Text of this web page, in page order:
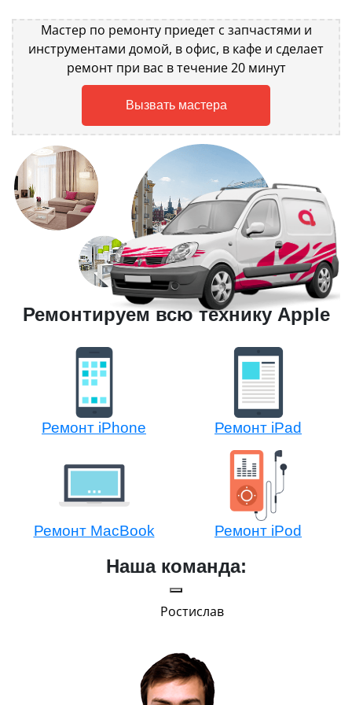
Мастер по ремонту приедет с запчастями и
инструментами домой, в офис, в кафе и сделает
ремонт при вас в течение 20 минут
Вызвать мастера
Ремонтируем всю технику Apple
Ремонт iPhone Ремонт iPad
Ремонт MacBook Ремонт iPod
Наша команда:
Ростислав